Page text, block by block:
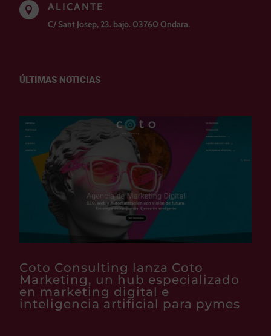
 ALICANTE
C/ Sant Josep, 23. bajo. 03760 Ondara.
ÚLTIMAS NOTICIAS
Coto Consulting lanza Coto
Marketing, un hub especializado
en marketing digital e
inteligencia artificial para pymes